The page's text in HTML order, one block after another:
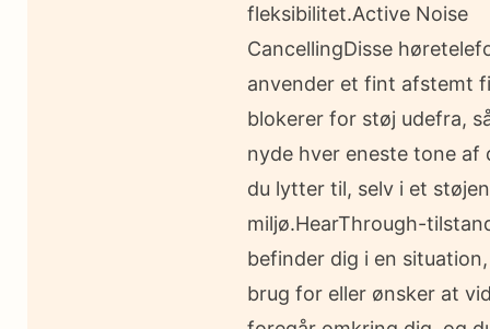
fleksibilitet.Active Noise
CancellingDisse
anvender et fint afstemt
blokerer for støj udefra,
nyde hver eneste tone af
du lytter til, selv i et
miljø.HearThrough-
befinder dig i en
brug for eller ønsker at